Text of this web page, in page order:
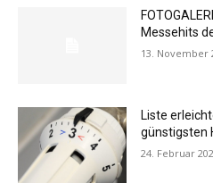
Messehits
13. November
Liste
günstigsten
24. Februar